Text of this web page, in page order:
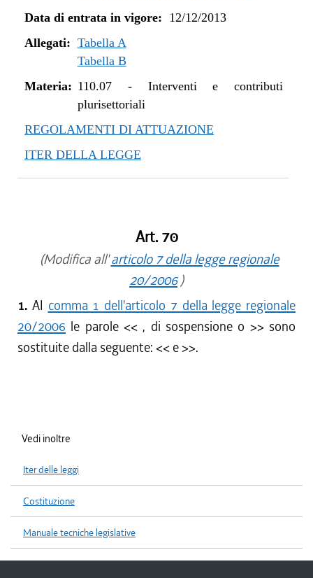
dal 06/11/2014 al 19/11/2014
dal 22/05/2014 al 05/11/2014
dal 11/04/2014 al 21/05/2014
dal 28/03/2014 al 10/04/2014
dal 12/12/2013 al 27/03/2014
Data di entrata in vigore: 12/12/2013
Allegati: Tabella A
Tabella B
Materia: 110.07- Interventi e contributi
plurisettoriali
REGOLAMENTI DI ATTUAZIONE
ITER DELLA LEGGE
Art. 70
(Modifica all'articolo 7 della legge regionale
20/2006)
1. AI comma 1 dell'articolo 7 della legge regionale
20/2006 le parole <<, di sospensione o >> sono
sostituite dalla seguente: << e>>.
Vedi inoltre
Iter delle leggi
Costituzione
Manuale tecniche legislative